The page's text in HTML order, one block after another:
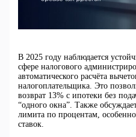
В 2025 году наблюдается
сфере налогового
автоматического расчёта
налогоплательщика. Это
возврат 13% с ипотеки без
“одного окна”. Также
лимита по процентам,
ставок.